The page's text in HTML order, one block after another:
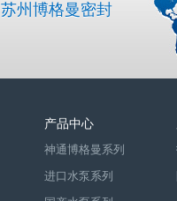
苏州博格曼密封
产品中心
神通博格曼系列
进口水泵系列